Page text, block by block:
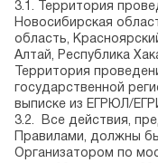
3.1. Территория
Новосибирская
область,
Алтай, Республика
Территория
государственной
выписке из ЕГРЮЛ/
3.2. Все действия,
Правилами, должны
Организатором по